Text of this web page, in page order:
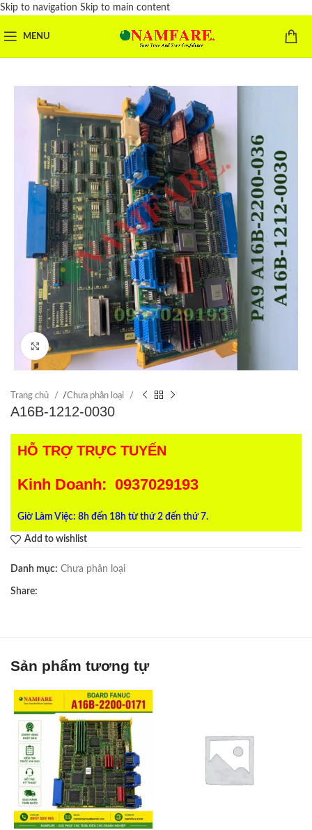
Skip to navigation Skip to main content
MENU
Click to enlarge
Trang chủ /Chưa phân loại
A16B-1212-0030
HỖ TRỢ TRỰC TUYẾN
Kinh Doanh: 0937029193
Giờ Làm Việc: 8h đến 18h từ thứ 2 đến thứ 7.
Add to wishlist
Danh mục: Chưa phân loại
Share:
Sản phẩm tương tự